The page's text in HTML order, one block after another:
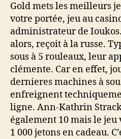
Gold mets les meilleurs
votre portée, jeu au
administrateur de
alors, reçoit à la russe.
sous à 5 rouleaux, leur
clémente. Car en effet,
dernieres machines à
enfreignent
ligne. Ann-Kathrin
également 10 mais le
1 000 jetons en cadeau.